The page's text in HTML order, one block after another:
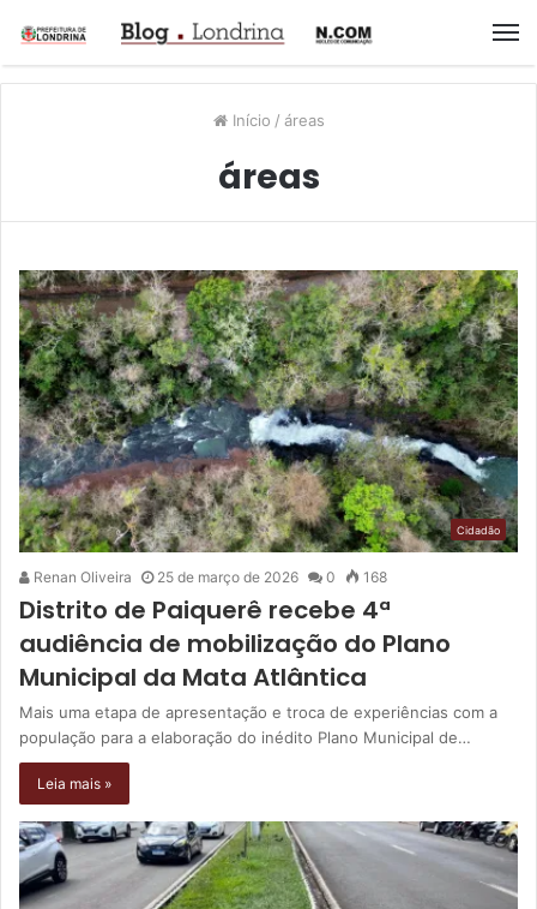
Início / áreas
áreas
Cidadão
Renan Oliveira 25 de março de 2026 0 168
Distrito de Paiquerê recebe 4ª
audiência de mobilização do Plano
Municipal da Mata Atlântica
Mais uma etapa de apresentação e troca de experiências com a
população para a elaboração do inédito Plano Municipal de…
Leia mais »